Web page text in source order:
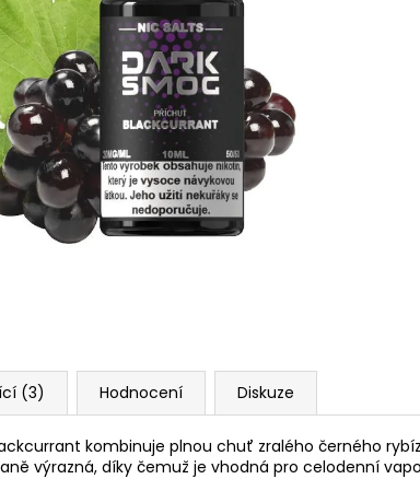
(3) Hodnocení Diskuze
kombinuje plnou chuť zralého černého
výrazná, díky čemuž je vhodná pro celodenní
CAPPUCINO-X
Kč